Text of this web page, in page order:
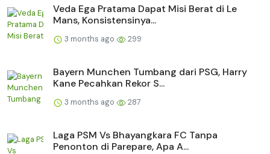
Veda Ega Pratama Dapat Misi Berat di Le
Mans, Konsistensinya...
3 months ago 299
Bayern Munchen Tumbang dari PSG, Harry
Kane Pecahkan Rekor S...
3 months ago 287
Laga PSM Vs Bhayangkara FC Tanpa
Penonton di Parepare, Apa A...